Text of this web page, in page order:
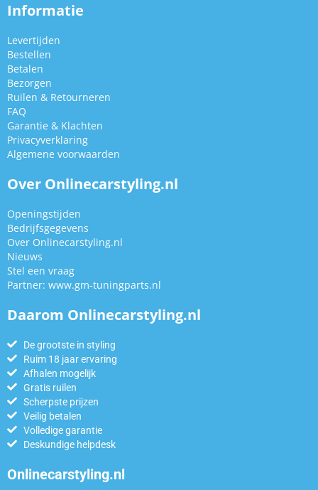
Informatie
Levertijden
Bestellen
Betalen
Bezorgen
Ruilen & Retourneren
FAQ
Garantie & Klachten
Privacyverklaring
Algemene voorwaarden
Over Onlinecarstyling.nl
Openingstijden
Bedrijfsgegevens
Over Onlinecarstyling.nl
Nieuws
Stel een vraag
Partner: www.gm-tuningparts.nl
Daarom Onlinecarstyling.nl
De grootste in styling
Ruim 18 jaar ervaring
Afhalen mogelijk
Gratis ruilen
Scherpste prijzen
Veilig betalen
Volledige garantie
Deskundige helpdesk
Onlinecarstyling.nl